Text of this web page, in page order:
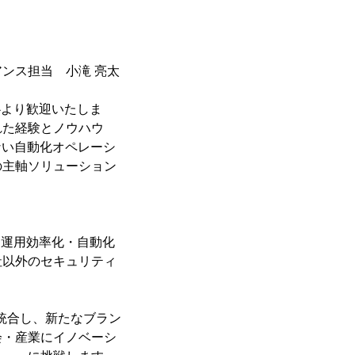
ス担当 小滝 亮太
り歓迎いたしま
経験とノウハウ
自動化オペレーシ
軸ソリューション
用効率化・自動化
外のセキュリティ
合し、新たなブラン
産業にイノベーシ